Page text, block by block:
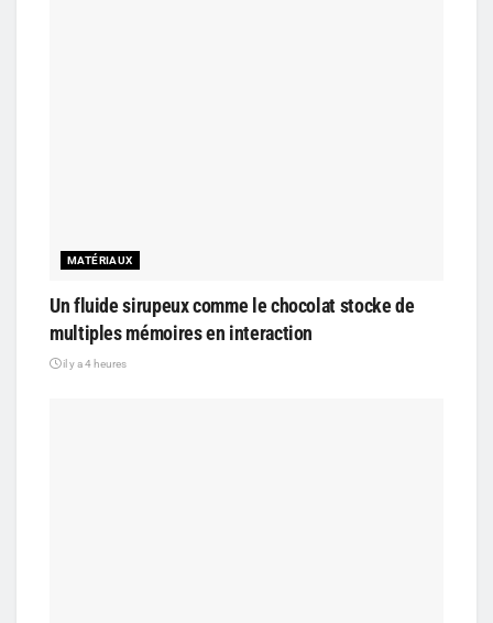
MATÉRIAUX
Un fluide sirupeux comme le chocolat stocke de
multiples mémoires en interaction
il y a 4 heures